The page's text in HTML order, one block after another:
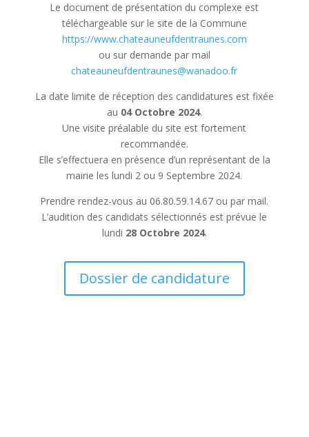
Le document de présentation du complexe est
téléchargeable sur le site de la Commune
https://www.chateauneufdentraunes.com
ou sur demande par mail
chateauneufdentraunes@wanadoo.fr
La date limite de réception des candidatures est fixée
au 04 Octobre 2024.
Une visite préalable du site est fortement
recommandée.
Elle s’effectuera en présence d’un représentant de la
mairie les lundi 2 ou 9 Septembre 2024.
Prendre rendez-vous au 06.80.59.14.67 ou par mail.
L’audition des candidats sélectionnés est prévue le
lundi 28 Octobre 2024.
Dossier de candidature